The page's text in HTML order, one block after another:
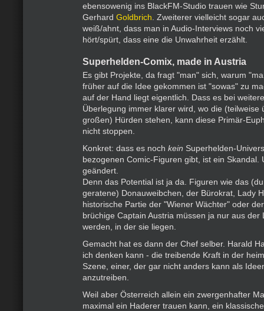
ebensowenig ins BlackFM-Studio trauen wie
Gerhard Goldbrich . Zweiterer vielleicht sogar
weiß/ahnt, dass man in Audio-Interviews noch
hört/spürt, dass eine die Unwahrheit erzählt.
Superhelden-Comix, made in Austria
Es gibt Projekte, da fragt "man" sich, warum
früher auf die Idee gekommen ist "sowas" zu
auf der Hand liegt eigentlich. Dass es bei
Überlegung immer klarer wird, wo die (teilweise
großen) Hürden stehen, kann diese Primär-
nicht stoppen.
Konkret: dass es noch kein Superhelden-
bezogenen Comic-Figuren gibt, ist ein Skandal.
geändert.
Denn das Potential ist ja da. Figuren wie das
geratene) Donauweibchen, der Bürokrat, Lady
historische Partie der "Wiener Wächter" oder
brüchige Captain Austria müssen ja nur aus der
werden, in der sie liegen.
Gemacht hat es dann der Chef selber. Harald
ich denken kann - die treibende Kraft in der
Szene, einer, der gar nicht anders kann als
anzutreiben.
Weil aber Österreich allein ein zwergenhafter
maximal ein Haderer trauen kann, ein